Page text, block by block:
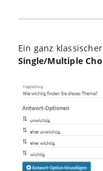
Ein ganz
Single/Multiple